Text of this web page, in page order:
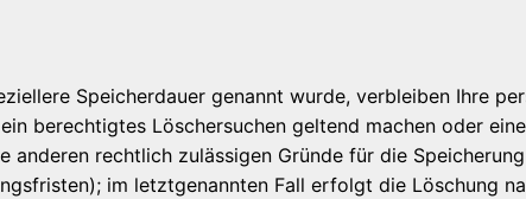
Speicherdauer genannt wurde, verbleiben Ihre
berechtigtes Löschersuchen geltend machen oder
rechtlich zulässigen Gründe für die
im letztgenannten Fall erfolgt die Löschung